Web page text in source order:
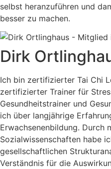
selbst heranzuführen und
besser zu machen.
Dirk
Ich bin zertifizierter Tai Chi
zertifizierter Trainer für
Gesundheitstrainer und
ich über langjährige
Erwachsenenbildung. Durch
Sozialwissenschaften habe
gesellschaftlichen
Verständnis für die